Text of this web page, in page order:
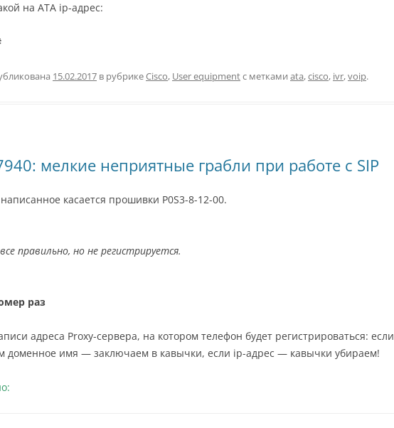
на АТА ip-адрес:
15.02.2017 в рубрикеCisco, User equipmentс метками ata,cisco, ivr,voip.
мелкие неприятные грабли при работе c SIP
касается прошивки P0S3-8-12-00.
правильно, но не регистрируется.
раз
адреса Proxy-сервера, на котором телефон будет регистрироваться: если
доменное имя — заключаем в кавычки, если ip-адрес — кавычки убираем!